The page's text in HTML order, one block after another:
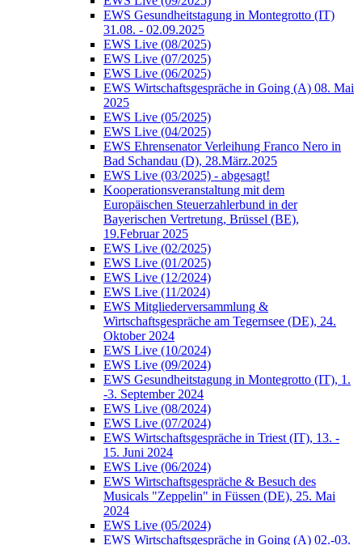
EWS Gesundheitstagung in Montegrotto (IT)
31.08. - 02.09.2025
EWS Live (08/2025)
EWS Live (07/2025)
EWS Live (06/2025)
EWS Wirtschaftsgespräche in Going (A) 08. Mai
2025
EWS Live (05/2025)
EWS Live (04/2025)
EWS Ehrensenator Verleihung Franco Nero in
Bad Schandau (D), 28.März.2025
EWS Live (03/2025) - abgesagt!
Kooperationsveranstaltung mit dem
Europäischen Steuerzahlerbund in der
Bayerischen Vertretung, Brüssel (BE),
19.Februar 2025
EWS Live (02/2025)
EWS Live (01/2025)
EWS Live (12/2024)
EWS Live (11/2024)
EWS Mitgliederversammlung &
Wirtschaftsgespräche am Tegernsee (DE), 24.
Oktober 2024
EWS Live (10/2024)
EWS Live (09/2024)
EWS Gesundheitstagung in Montegrotto (IT), 1.
-3. September 2024
EWS Live (08/2024)
EWS Live (07/2024)
EWS Wirtschaftsgespräche in Triest (IT), 13. -
15. Juni 2024
EWS Live (06/2024)
EWS Wirtschaftsgespräche & Besuch des
Musicals "Zeppelin" in Füssen (DE), 25. Mai
2024
EWS Live (05/2024)
EWS Wirtschaftsgespräche in Going (A) 02.-03.